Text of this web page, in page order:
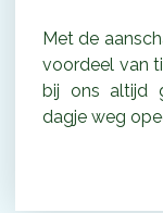
Met de
voordeel van
bij ons altijd
dagje weg